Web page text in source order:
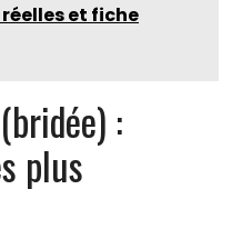
et fiche
:
plus